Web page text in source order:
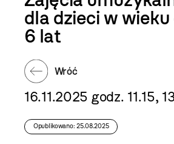
dla dzieci w
6 lat
Wróć
16.11.2025 godz. 11.15,
Opublikowano: 25.08.2025